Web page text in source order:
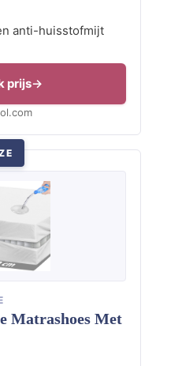
anti-huisstofmijt
prijs
Matrashoes Met